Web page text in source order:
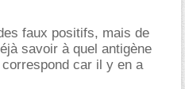
faux positifs, mais de
savoir à quel antigène
car il y en a